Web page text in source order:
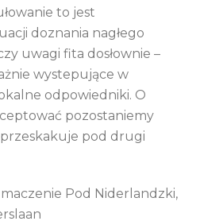
to jest
doznania nagłego
uwagi fita dosłownie –
wystepujące w
odpowiedniki. O
pozostaniemy
przeskakuje pod drugi